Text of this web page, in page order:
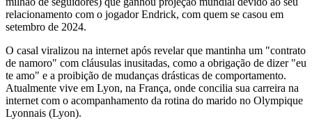
relacionamento com o jogador Endrick, com quem se casou em
setembro de 2024.
O casal viralizou na internet após revelar que mantinha um "contrato
de namoro" com cláusulas inusitadas, como a obrigação de dizer "eu
te amo" e a proibição de mudanças drásticas de comportamento.
Atualmente vive em Lyon, na França, onde concilia sua carreira na
internet com o acompanhamento da rotina do marido no Olympique
Lyonnais (Lyon).